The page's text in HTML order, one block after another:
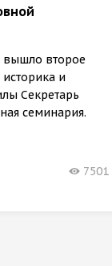
вышло второе
и
Секретарь
семинария.
7501